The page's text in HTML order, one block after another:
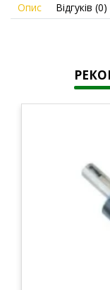
Опис Відгуків (0)